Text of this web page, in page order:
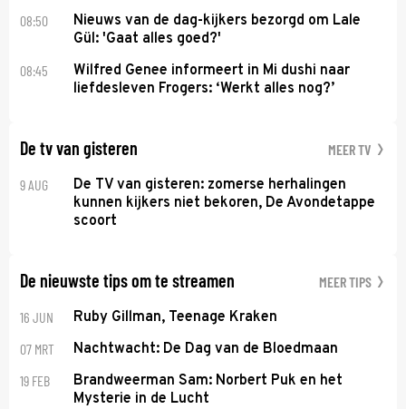
08:50
Nieuws van de dag-kijkers bezorgd om Lale
Gül: 'Gaat alles goed?'
08:45
Wilfred Genee informeert in Mi dushi naar
liefdesleven Frogers: ‘Werkt alles nog?’
De tv van gisteren MEER TV
9 AUG
De TV van gisteren: zomerse herhalingen
kunnen kijkers niet bekoren, De Avondetappe
scoort
De nieuwste tips om te streamen MEER TIPS
16 JUN Ruby Gillman, Teenage Kraken
07 MRT Nachtwacht: De Dag van de Bloedmaan
19 FEB
Brandweerman Sam: Norbert Puk en het
Mysterie in de Lucht